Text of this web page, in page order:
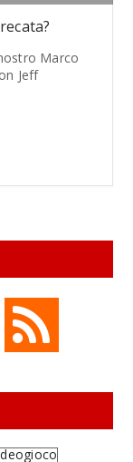
Marco
Jeff